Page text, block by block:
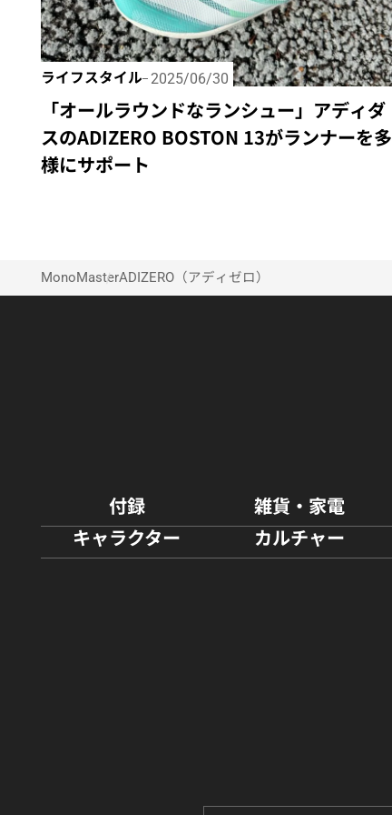
ライフスタイル 2025/06/30
「オールラウンドなランシュー」アディダ
スのADIZERO BOSTON 13がランナーを多
様にサポート
MonoMasterADIZERO（アディゼロ）
付録 雑貨・家電
キャラクター
カルチャー